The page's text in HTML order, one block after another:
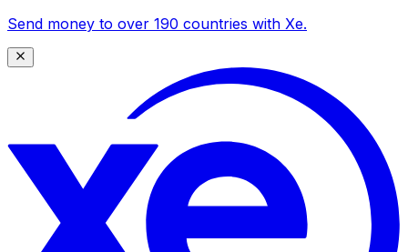
Send money to over 190 countries with Xe.